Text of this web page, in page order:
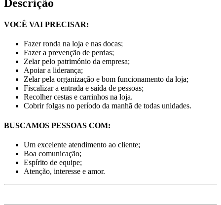
Descrição
VOCÊ VAI PRECISAR:
Fazer ronda na loja e nas docas;
Fazer a prevenção de perdas;
Zelar pelo património da empresa;
Apoiar a liderança;
Zelar pela organização e bom funcionamento da loja;
Fiscalizar a entrada e saída de pessoas;
Recolher cestas e carrinhos na loja.
Cobrir folgas no período da manhã de todas unidades.
BUSCAMOS PESSOAS COM:
Um excelente atendimento ao cliente;
Boa comunicação;
Espírito de equipe;
Atenção, interesse e amor.